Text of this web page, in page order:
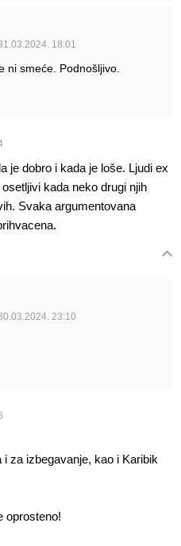
18:01
ni smeće. Podnošljivo.
je dobro i kada je loše. Ljudi ex
kada neko drugi njih
Svaka argumentovana
23:10
za izbegavanje, kao i Karibik
oprosteno!